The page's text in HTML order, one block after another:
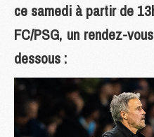
ce samedi à partir de
FC/PSG, un rendez-
dessous :